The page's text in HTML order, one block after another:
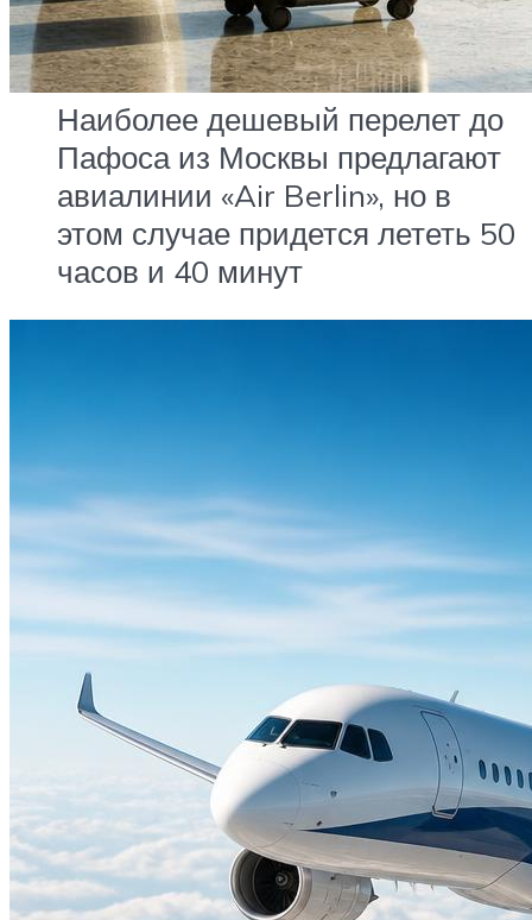
Наиболее дешевый перелет до
Пафоса из Москвы предлагают
авиалинии «Air Berlin», но в
этом случае придется лететь 50
часов и 40 минут